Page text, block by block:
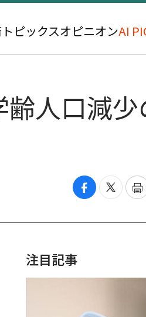
トピックスオピニオンAI
人口減少
注目記事